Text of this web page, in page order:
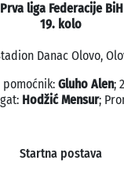
liga Federacije
19. kolo
Danac Olovo,
pomoćnik: Gluho Alen;
Hodžić Mensur;
Startna postava